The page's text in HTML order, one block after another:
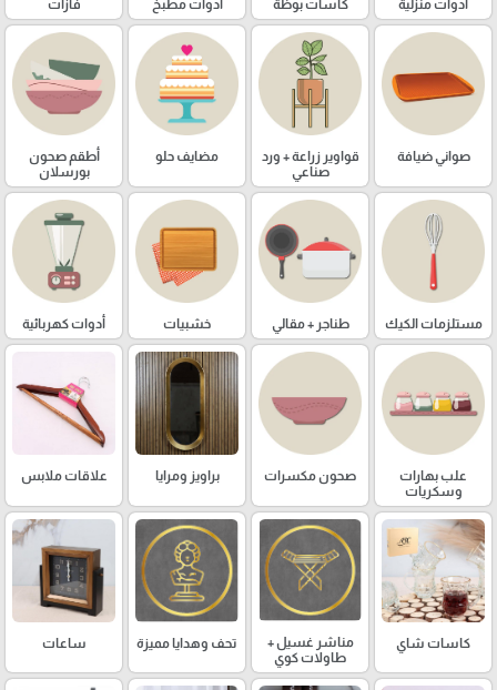
ادوات منزلية كاسات بوظة ادوات مطبخ فازات
صواني ضيافة
قواوير زراعة + ورد
صناعي
مضايف حلو
أطقم صحون
بورسلان
مستلزمات الكيك طناجر + مقالي خشبيات أدوات كهربائية
علب بهارات
وسكريات
صحون مكسرات براويز ومرايا علاقات ملابس
كاسات شاي
مناشر غسيل +
طاولات كوي
تحف وهدايا مميزة ساعات